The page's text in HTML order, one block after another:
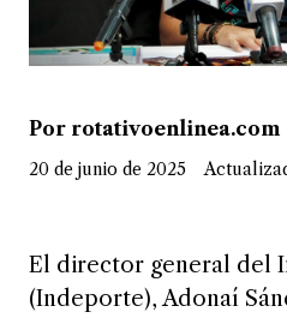
Por rotativoenlinea.com
20 de junio de 2025
El director general del
(Indeporte), Adonaí